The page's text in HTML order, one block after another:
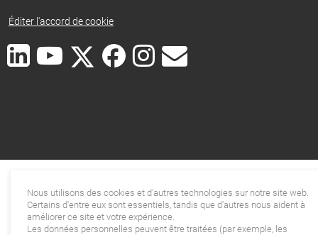
Éditer l'accord de cookie
Nous utilisons des cookies et d'autres technologies sur notre site web.
Certains d'entre eux sont essentiels, tandis que d'autres nous aident à
améliorer ce site et votre expérience.
Les données personnelles peuvent être traitées (par exemple, les